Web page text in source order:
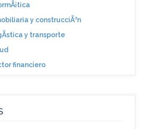
y construcciÃ³n
y transporte
financiero